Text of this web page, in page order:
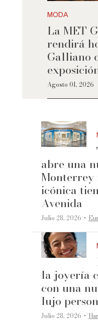
MODA
La MET
rendirá
Galliano
Agosto 01, 2026
abre una
Monterrey
icónica
Avenida
Julio 28, 2026 ·
la joyería
con una
lujo
Julio 28, 2026 ·